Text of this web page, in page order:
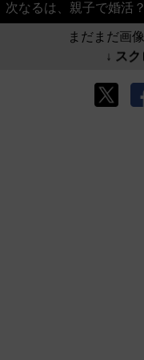
次なるは、親子で婚活
まだまだ画
↓ ス